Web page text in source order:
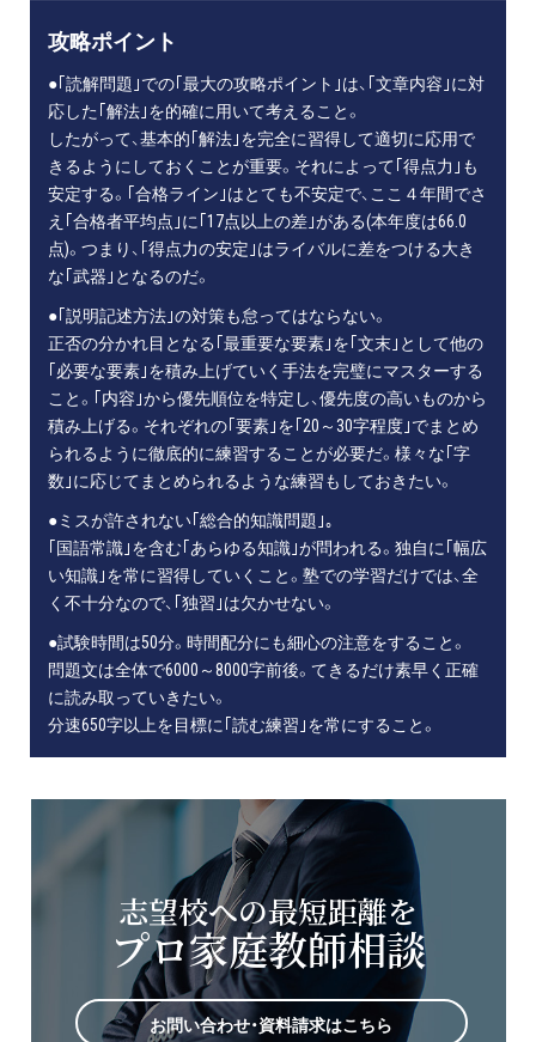
攻略ポイント
●｢読解問題｣での｢最大の攻略ポイント｣は、｢文章内容｣に対
応した｢解法｣を的確に用いて考えること。
したがって、基本的｢解法｣を完全に習得して適切に応用で
きるようにしておくことが重要。それによって｢得点力｣も
安定する。｢合格ライン｣はとても不安定で、ここ４年間でさ
え｢合格者平均点｣に｢17点以上の差｣がある(本年度は66.0
点)。つまり、｢得点力の安定｣はライバルに差をつける大き
な｢武器｣となるのだ。
●｢説明記述方法｣の対策も怠ってはならない。
正否の分かれ目となる｢最重要な要素｣を｢文末｣として他の
｢必要な要素｣を積み上げていく手法を完璧にマスターする
こと。｢内容｣から優先順位を特定し、優先度の高いものから
積み上げる。それぞれの｢要素｣を｢20～30字程度｣でまとめ
られるように徹底的に練習することが必要だ。様々な｢字
数｣に応じてまとめられるような練習もしておきたい。
●ミスが許されない｢総合的知識問題｣｡
｢国語常識｣を含む｢あらゆる知識｣が問われる。独自に｢幅広
い知識｣を常に習得していくこと。塾での学習だけでは、全
く不十分なので、｢独習｣は欠かせない。
●試験時間は50分。時間配分にも細心の注意をすること。
問題文は全体で6000～8000字前後。てきるだけ素早く正確
に読み取っていきたい。
分速650字以上を目標に｢読む練習｣を常にすること。
志望校への最短距離を
プロ家庭教師相談
お問い合わせ・資料請求はこちら